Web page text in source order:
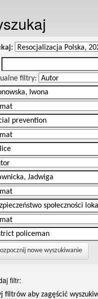
filtry:
nowe wyszukiwanie
filtr:
filtrów aby zagęścić